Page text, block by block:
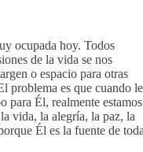
ocupada hoy. Todos
de la vida se nos
o espacio para otras
problema es que cuando le
para Él, realmente estamos
vida, la alegría, la paz, la
Él es la fuente de